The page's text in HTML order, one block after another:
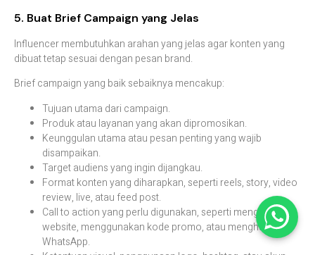
5. Buat Brief Campaign yang Jelas
Influencer membutuhkan arahan yang jelas agar konten yang
dibuat tetap sesuai dengan pesan brand.
Brief campaign yang baik sebaiknya mencakup:
Tujuan utama dari campaign.
Produk atau layanan yang akan dipromosikan.
Keunggulan utama atau pesan penting yang wajib
disampaikan.
Target audiens yang ingin dijangkau.
Format konten yang diharapkan, seperti reels, story, video
review, live, atau feed post.
Call to action yang perlu digunakan, seperti mengunjungi
website, menggunakan kode promo, atau menghubungi
WhatsApp.